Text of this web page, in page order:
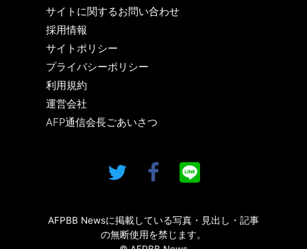
サイトに関するお問い合わせ
採用情報
サイトポリシー
プライバシーポリシー
利用規約
運営会社
AFP通信会長ごあいさつ
AFPBB Newsに掲載している写真・見出し・記事
の無断使用を禁じます。